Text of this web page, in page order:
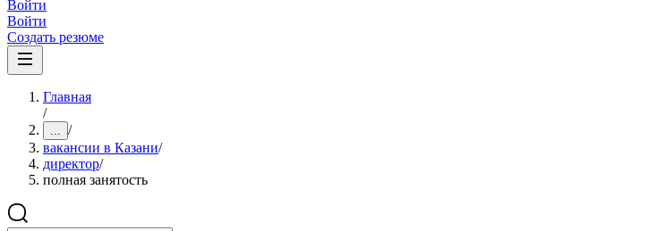
Войти
Войти
Создать резюме
Главная
/
... /
вакансии в Казани/
директор/
полная занятость